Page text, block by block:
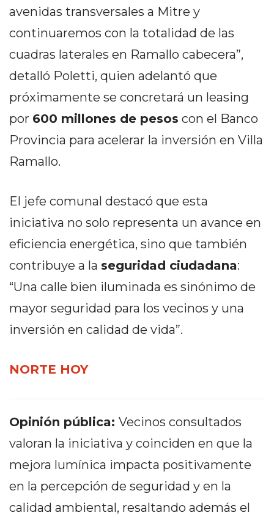
DEL
SITIO
TAPA
DEL
DIA
REPORTERO
DIARIO
DEPORTIVO
MEDIOS
INFOPBA
PUBLICITÁ
HOY
HORA
ROJAS
DE
ARRECIFES
NOTICIAS
DE
SALTO
ZÁRATE
avenidas transversales a Mitre y
continuaremos con la totalidad de las
cuadras laterales en Ramallo cabecera”,
detalló Poletti, quien adelantó que
próximamente se concretará un leasing
por 600 millones de pesos con el Banco
Provincia para acelerar la inversión en Villa
Ramallo.
El jefe comunal destacó que esta
iniciativa no solo representa un avance en
eficiencia energética, sino que también
contribuye a la seguridad ciudadana:
“Una calle bien iluminada es sinónimo de
mayor seguridad para los vecinos y una
inversión en calidad de vida”.
NORTE HOY
Opinión pública: Vecinos consultados
valoran la iniciativa y coinciden en que la
mejora lumínica impacta positivamente
en la percepción de seguridad y en la
calidad ambiental, resaltando además el